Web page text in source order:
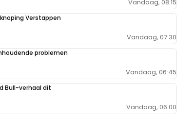
Vandaag, 08:15
Verstappen
Vandaag, 07:30
problemen
Vandaag, 06:45
Bull-verhaal dit
Vandaag, 06:00